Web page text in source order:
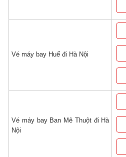
Vé máy bay Huế đi Hà Nội
Vé máy bay Ban Mê Thuột đi Hà
Nội